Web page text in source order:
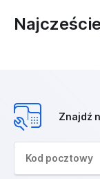
Znajdź